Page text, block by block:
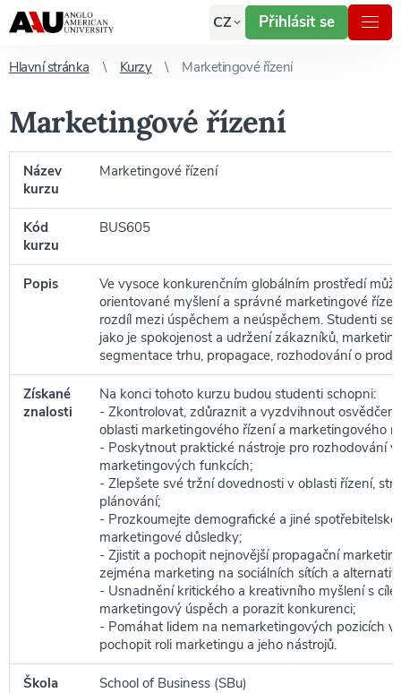
CZ Přihlásit se
Hlavní stránka Kurzy Marketingové řízení
Marketingové řízení
Název
kurzu
Marketingové řízení
Kód
kurzu
BUS605
Popis
Ve vysoce konkurenčním globálním prostředí
orientované myšlení a správné marketingové
rozdíl mezi úspěchem a neúspěchem. Studenti se
jako je spokojenost a udržení zákazníků,
segmentace trhu, propagace, rozhodování o
Získané
znalosti
Na konci tohoto kurzu budou studenti schopni:
- Zkontrolovat, zdůraznit a vyzdvihnout
oblasti marketingového řízení a marketingového
- Poskytnout praktické nástroje pro rozhodování
marketingových funkcích;
- Zlepšete své tržní dovednosti v oblasti řízení,
plánování;
- Prozkoumejte demografické a jiné
marketingové důsledky;
- Zjistit a pochopit nejnovější propagační
zejména marketing na sociálních sítích a
- Usnadnění kritického a kreativního myšlení s
marketingový úspěch a porazit konkurenci;
- Pomáhat lidem na nemarketingových pozicích v
pochopit roli marketingu a jeho nástrojů.
Škola School of Business (SBu)